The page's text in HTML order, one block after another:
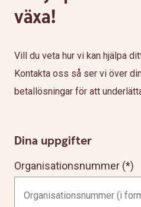
växa!
Vill du veta hur vi kan hjälpa
Kontakta oss så ser vi över
betallösningar för att
Dina uppgifter
Organisationsnummer